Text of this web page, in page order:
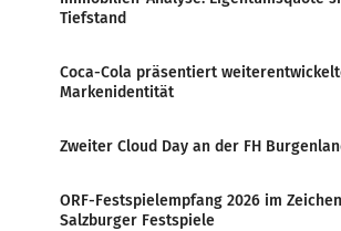
Tiefstand
Coca-Cola präsentiert
Markenidentität
Zweiter Cloud Day an der FH
ORF-Festspielempfang 2026 im
Salzburger Festspiele